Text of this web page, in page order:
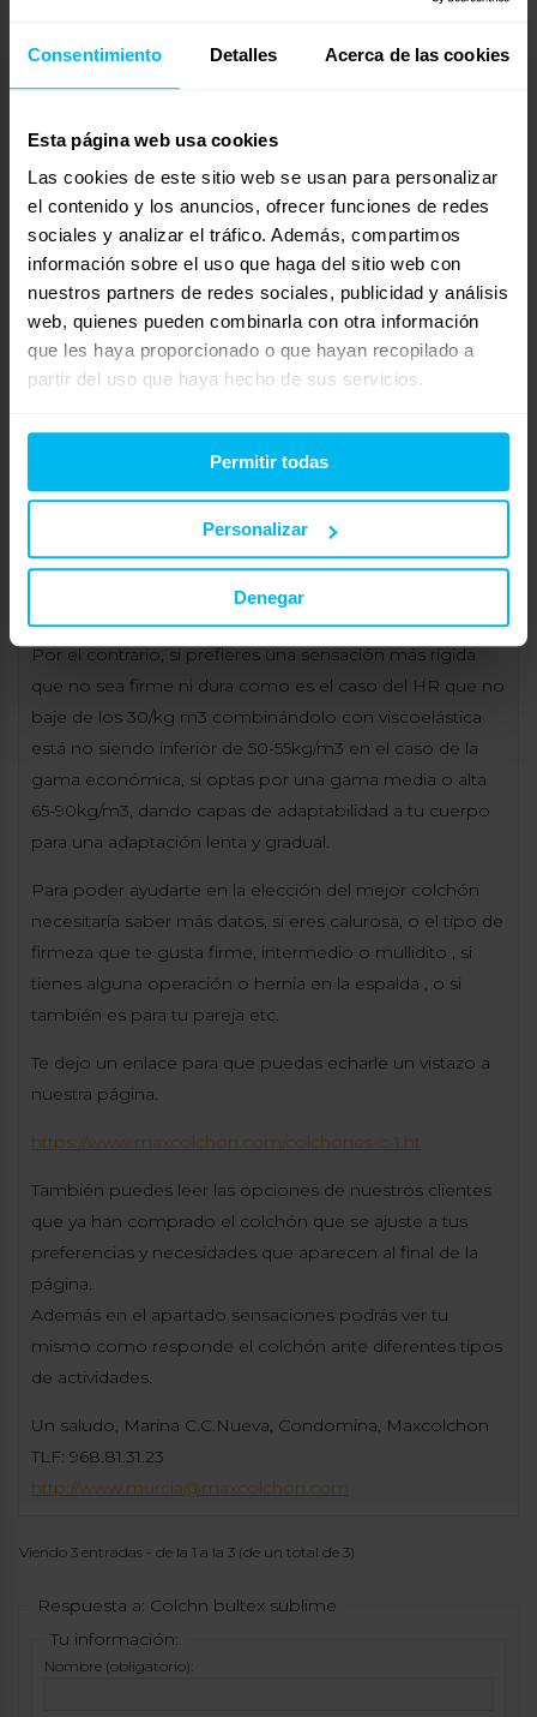
Consentimiento Detalles Acerca de las cookies
Esta página web usa cookies
Las cookies de este sitio web se usan para personalizar
el contenido y los anuncios, ofrecer funciones de redes
sociales y analizar el tráfico. Además, compartimos
información sobre el uso que haga del sitio web con
nuestros partners de redes sociales, publicidad y análisis
web, quienes pueden combinarla con otra información
que les haya proporcionado o que hayan recopilado a
partir del uso que haya hecho de sus servicios.
Permitir todas
Personalizar
Denegar
además más resistencia, mejor soporte y distribución de
cervicales, espalda, caderas y rodillas por hilo perimetral
en panel de abeja.
Pero además, la carcasa de los colchones de muelles
ensacados de Maxcolchon es especial, novedosa y
mucho más resistente. Se trata de una carcasa llamada
Nesting, cuya mayor virtud es que tiene los muelles con
una disposición distinta que los hace indeformables. Se
colocan de forma entrelazada permitiendo un mayor
Nuestra carcasa tiene una zona Nesting en la parte de la
esa zona impidiendo que se adquieran malas posturas
en el descanso, o un exceso de acogida que resulte más
Por el contrario, si prefieres una sensación más rígida
que no sea firme ni dura como es el caso del HR que no
baje de los 30/kg m3 combinándolo con viscoelástica
está no siendo inferior de 50-55kg/m3 en el caso de la
gama económica, si optas por una gama media o alta
65-90kg/m3, dando capas de adaptabilidad a tu cuerpo
para una adaptación lenta y gradual.
Para poder ayudarte en la elección del mejor colchón
necesitaría saber más datos, si eres calurosa, o el tipo de
firmeza que te gusta firme, intermedio o mullidito , si
tienes alguna operación o hernia en la espalda , o si
también es para tu pareja etc.
Te dejo un enlace para que puedas echarle un vistazo a
nuestra página.
https://www.maxcolchon.com/colchones-c-1.ht
También puedes leer las opciones de nuestros clientes
que ya han comprado el colchón que se ajuste a tus
preferencias y necesidades que aparecen al final de la
página.
Además en el apartado sensaciones podrás ver tu
mismo como responde el colchón ante diferentes tipos
de actividades.
Un saludo, Marina C.C.Nueva, Condomina, Maxcolchon
TLF: 968.81.31.23
http://www.murcia@maxcolchon.com
Viendo 3 entradas - de la 1 a la 3 (de un total de 3)
Respuesta a: Colchn bultex sublime
Tu información:
Nombre (obligatorio):